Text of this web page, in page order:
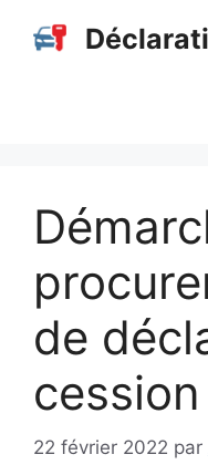
de
cession
22 février 2022 par